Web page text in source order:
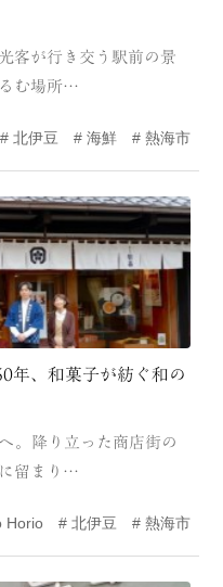
客が行き交う駅前の景
む場所…
北伊豆 海鮮 熱海市
年、和菓子が紡ぐ和の
。降り立った商店街の
留まり…
Horio 北伊豆 熱海市